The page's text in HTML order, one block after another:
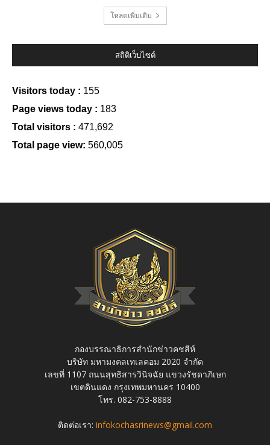
โหลดเพิ่มเติม
สถิติเว็บไซต์
Visitors today : 155
Page views today : 183
Total visitors : 471,692
Total page view: 560,005
กองบรรณาธิการสำนักข่าวคชสีห์
บริษัท มหามงคลเทเลคอม 2020 จำกัด
เลขที่ 1107 ถนนสุทธิสารวินิจฉัย แขวงรัชดาภิเษก
เขตดินแดง กรุงเทพมหานคร 10400
โทร. 082-753-8888
ติดต่อเรา: infokochasrinews@gmail.com